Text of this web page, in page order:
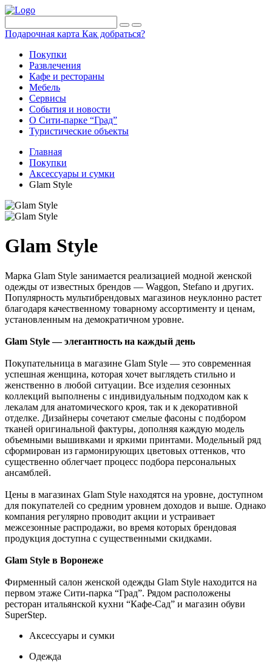
Подарочная карта Как добраться?
Покупки
Развлечения
Кафе и рестораны
Мебель
Сервисы
События и новости
О Сити-парке “Град”
Туристические объекты
Главная
Покупки
Аксессуары и сумки
Glam Style
Glam Style
Марка Glam Style занимается реализацией модной женской
одежды от известных брендов — Waggon, Stefano и других.
Популярность мультибрендовых магазинов неуклонно растет
благодаря качественному товарному ассортименту и ценам,
установленным на демократичном уровне.
Glam Style — элегантность на каждый день
Покупательница в магазине Glam Style — это современная
успешная женщина, которая хочет выглядеть стильно и
женственно в любой ситуации. Все изделия сезонных
коллекций выполнены с индивидуальным подходом как к
лекалам для анатомического кроя, так и к декоративной
отделке. Дизайнеры сочетают смелые фасоны с подбором
тканей оригинальной фактуры, дополняя каждую модель
объемными вышивками и яркими принтами. Модельный ряд
сформирован из гармонирующих цветовых оттенков, что
существенно облегчает процесс подбора персональных
ансамблей.
Цены в магазинах Glam Style находятся на уровне, доступном
для покупателей со средним уровнем доходов и выше. Однако
компания регулярно проводит акции и устраивает
межсезонные распродажи, во время которых брендовая
продукция доступна с существенными скидками.
Glam Style в Воронеже
Фирменный салон женской одежды Glam Style находится на
первом этаже Сити-парка “Град”. Рядом расположены
ресторан итальянской кухни “Кафе-Сад” и магазин обуви
SuperStep.
Аксессуары и сумки
Одежда